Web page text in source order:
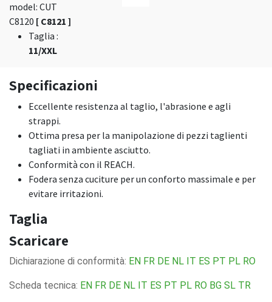
model: CUT
C8120 [ C8121 ]
Taglia :
11/XXL
Specificazioni
Eccellente resistenza al taglio, l'abrasione e agli
strappi.
Ottima presa per la manipolazione di pezzi taglienti
tagliati in ambiente asciutto.
Conformità con il REACH.
Fodera senza cuciture per un conforto massimale e per
evitare irritazioni.
Taglia
Scaricare
Dichiarazione di conformità: EN FR DE NL IT ES PT PL RO
Scheda tecnica: EN FR DE NL IT ES PT PL RO BG SL TR